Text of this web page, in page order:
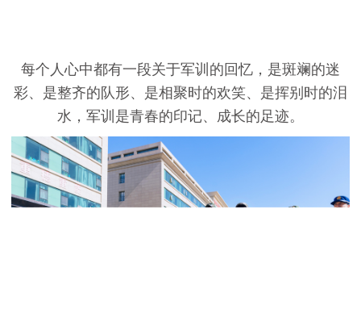
每个人心中都有一段关于军训的回忆，是斑斓的迷
彩、是整齐的队形、是相聚时的欢笑、是挥别时的泪
水，军训是青春的印记、成长的足迹。